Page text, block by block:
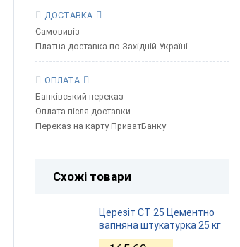
ДОСТАВКА
Самовивіз
Платна доставка по Західній Україні
ОПЛАТА
Банківський переказ
Оплата після доставки
Переказ на карту ПриватБанку
Схожі товари
Церезіт СТ 25 Цементно
вапняна штукатурка 25 кг